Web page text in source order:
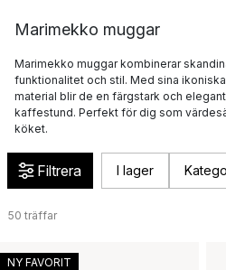
Marimekko muggar
Marimekko muggar kombinerar
funktionalitet och stil. Med sina
material blir de en färgstark och
kaffestund. Perfekt för dig som
köket.
Filtrera I lager
50 träffar
NY FAVORIT